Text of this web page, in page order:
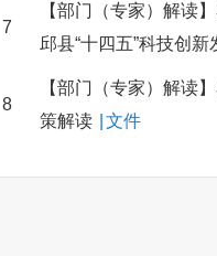
7
【部门（专家）解读
邱县“十四五”科技创
8
【部门（专家）解读
策解读
文件